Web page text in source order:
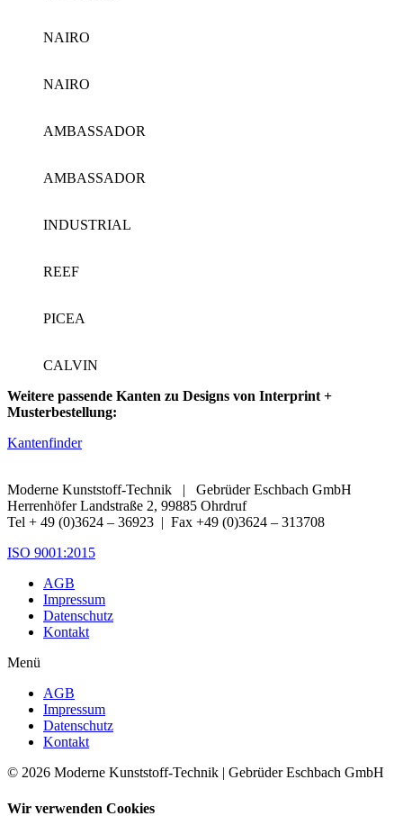
NAIRO
NAIRO
AMBASSADOR
AMBASSADOR
INDUSTRIAL
REEF
PICEA
CALVIN
Weitere passende Kanten zu Designs von Interprint +
Musterbestellung:
Kantenfinder
Moderne Kunststoff-Technik | Gebrüder Eschbach GmbH
Herrenhöfer Landstraße 2, 99885 Ohrdruf
Tel + 49 (0)3624 – 36923 | Fax +49 (0)3624 – 313708
ISO 9001:2015
AGB
Impressum
Datenschutz
Kontakt
Menü
AGB
Impressum
Datenschutz
Kontakt
© 2026 Moderne Kunststoff-Technik | Gebrüder Eschbach GmbH
Wir verwenden Cookies